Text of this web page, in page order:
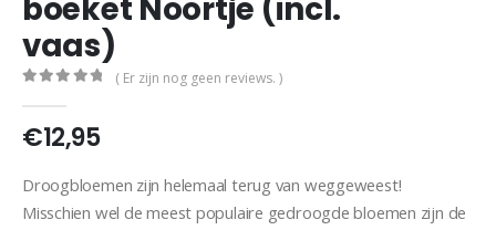
boeket Noortje (incl.
vaas)
( Er zijn nog geen reviews. )
€12,95
Droogbloemen zijn helemaal terug van weggeweest!
Misschien wel de meest populaire gedroogde bloemen zijn de